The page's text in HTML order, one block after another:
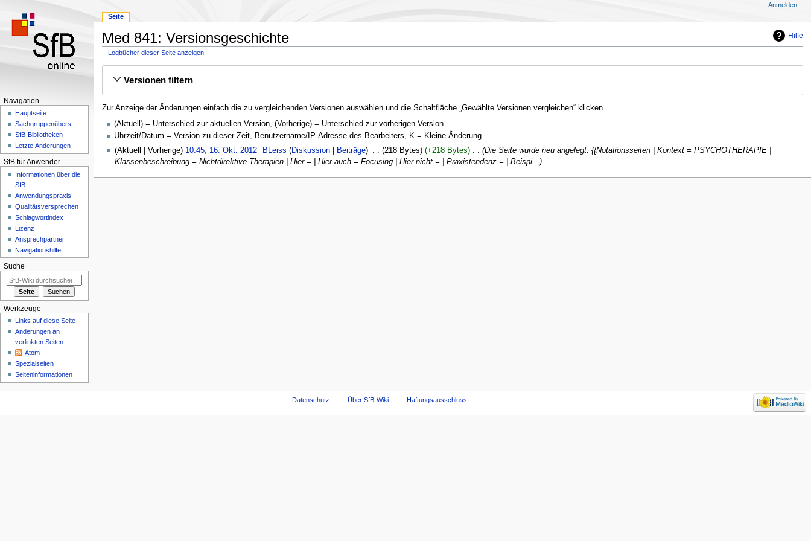
Hilfe
Med 841: Versionsgeschichte
Logbücher dieser Seite anzeigen
Navigation
springen
Suche
springen
Versionen filtern
Zur Anzeige der Änderungen einfach die zu vergleichenden Versionen auswählen und die Schaltfläche „Gewählte Versionen vergleichen“ klicken.
(Aktuell) = Unterschied zur aktuellen Version, (Vorherige) = Unterschied zur vorherigen Version
Uhrzeit/Datum = Version zu dieser Zeit, Benutzername/IP-Adresse des Bearbeiters, K = Kleine Änderung
Aktuell
Vorherige 10:45, 16. Okt. 2012‎ BLeiss Diskussion Beiträge 218 Bytes +218 Bytes ‎
Die Seite wurde neu angelegt: {{Notationsseiten | Kontext = PSYCHOTHERAPIE |
Klassenbeschreibung = Nichtdirektive Therapien | Hier = | Hier auch = Focusing | Hier nicht = | Praxistendenz = | Beispi...
Seite
Anmelden
Navigation
Hauptseite
Sachgruppenübers.
SfB-Bibliotheken
Letzte Änderungen
SfB für Anwender
Informationen über die
SfB
Anwendungspraxis
Qualitätsversprechen
Schlagwortindex
Lizenz
Ansprechpartner
Navigationshilfe
Suche
Werkzeuge
Links auf diese Seite
Änderungen an
verlinkten Seiten
Atom
Spezialseiten
Seiten­informationen
Datenschutz Über SfB-Wiki Haftungsausschluss